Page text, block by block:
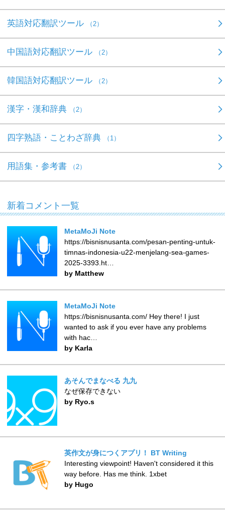
英語対応翻訳ツール （2）
中国語対応翻訳ツール （2）
韓国語対応翻訳ツール （2）
漢字・漢和辞典 （2）
四字熟語・ことわざ辞典 （1）
用語集・参考書 （2）
新着コメント一覧
MetaMoJi Note
https://bisnisnusanta.com/pesan-penting-untuk-
timnas-indonesia-u22-menjelang-sea-games-
2025-3393.ht…
by Matthew
MetaMoJi Note
https://bisnisnusanta.com/ Hey there! I just
wanted to ask if you ever have any problems
with hac…
by Karla
あそんでまなべる 九九
なぜ保存できない
by Ryo.s
英作文が身につくアプリ！ BT Writing
Interesting viewpoint! Haven't considered it this
way before. Has me think. 1xbet
by Hugo